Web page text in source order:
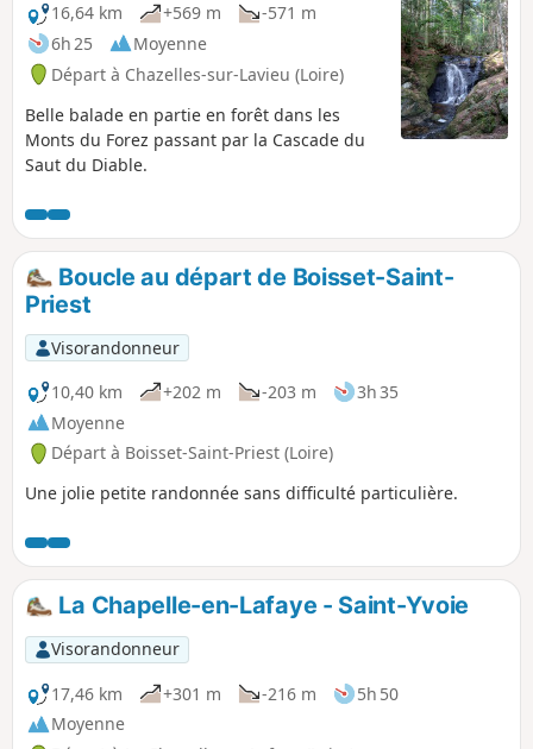
16,64 km
+569 m
-571 m
6h 25
Moyenne
Départ à Chazelles-sur-Lavieu (Loire)
Belle balade en partie en forêt dans les
Monts du Forez passant par la Cascade du
Saut du Diable.
Boucle au départ de Boisset-Saint-
Priest
Visorandonneur
10,40 km
+202 m -203 m
3h 35
Moyenne
Départ à Boisset-Saint-Priest (Loire)
Une jolie petite randonnée sans difficulté particulière.
La Chapelle-en-Lafaye - Saint-Yvoie
Visorandonneur
17,46 km
+301 m -216 m
5h 50
Moyenne